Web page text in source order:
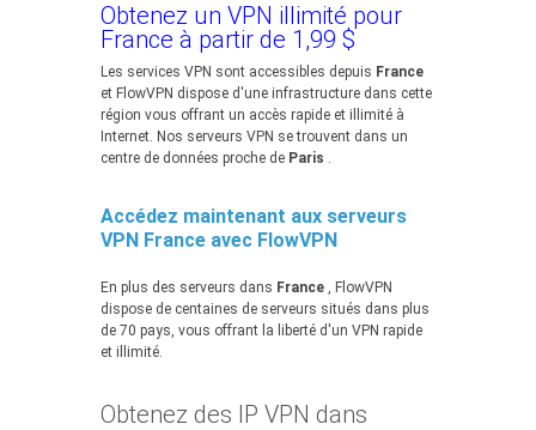
Obtenez un VPN illimité pour
France à partir de 1,99 $
Les services VPN sont accessibles depuis France
et FlowVPN dispose d'une infrastructure dans cette
région vous offrant un accès rapide et illimité à
Internet. Nos serveurs VPN se trouvent dans un
centre de données proche de Paris .
Accédez maintenant aux serveurs
VPN France avec FlowVPN
En plus des serveurs dans France , FlowVPN
dispose de centaines de serveurs situés dans plus
de 70 pays, vous offrant la liberté d'un VPN rapide
et illimité.
Obtenez des IP VPN dans